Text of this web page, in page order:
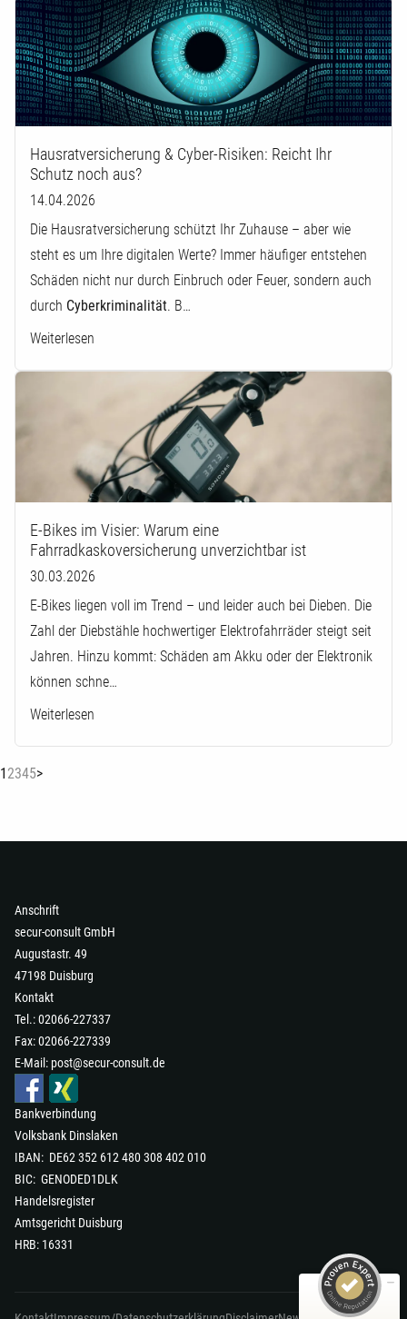
Hausratversicherung & Cyber-Risiken: Reicht Ihr
Schutz noch aus?
14.04.2026
Die Hausratversicherung schützt Ihr Zuhause – aber wie
steht es um Ihre digitalen Werte? Immer häufiger entstehen
Schäden nicht nur durch Einbruch oder Feuer, sondern auch
durch Cyberkriminalität. B…
Weiterlesen
E-Bikes im Visier: Warum eine
Fahrradkaskoversicherung unverzichtbar ist
30.03.2026
E-Bikes liegen voll im Trend – und leider auch bei Dieben. Die
Zahl der Diebstähle hochwertiger Elektrofahrräder steigt seit
Jahren. Hinzu kommt: Schäden am Akku oder der Elektronik
können schne…
Weiterlesen
1 (current)
2345>
Anschrift
secur-consult GmbH
Augustastr. 49
47198 Duisburg
Kontakt
Tel.: 02066-227337
Fax: 02066-227339
E-Mail: post@secur-consult.de
Bankverbindung
Volksbank Dinslaken
IBAN: DE62 352 612 480 308 402 010
BIC: GENODED1DLK
Handelsregister
Amtsgericht Duisburg
HRB: 16331
Kundenbewertungen und Erfahrungen zu
87